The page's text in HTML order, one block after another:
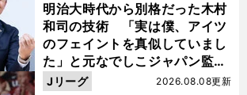
明治大時代から別格だった木村
和司の技術 「実は僕、アイツ
のフェイントを真似していまし
た」と元なでしこジャパン監
督・佐々木則夫
2026.08.08更新
Jリーグ